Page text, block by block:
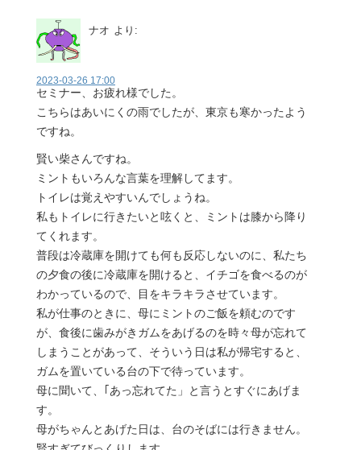
ナオ より:
2023-03-26 17:00
セミナー、お疲れ様でした。
こちらはあいにくの雨でしたが、東京も寒かったよう
ですね。
賢い柴さんですね。
ミントもいろんな言葉を理解してます。
トイレは覚えやすいんでしょうね。
私もトイレに行きたいと呟くと、ミントは膝から降り
てくれます。
普段は冷蔵庫を開けても何も反応しないのに、私たち
の夕食の後に冷蔵庫を開けると、イチゴを食べるのが
わかっているので、目をキラキラさせています。
私が仕事のときに、母にミントのご飯を頼むのです
が、食後に歯みがきガムをあげるのを時々母が忘れて
しまうことがあって、そういう日は私が帰宅すると、
ガムを置いている台の下で待っています。
母に聞いて、｢あっ忘れてた」と言うとすぐにあげま
す。
母がちゃんとあげた日は、台のそばには行きません。